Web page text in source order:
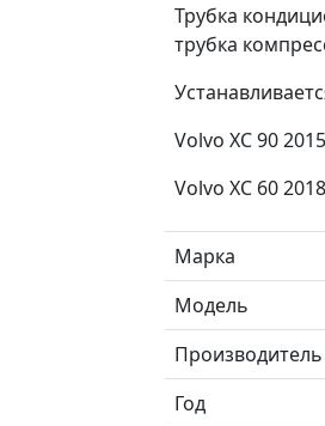
Трубка
трубка
Volvo XC 90
Volvo XC 60
Марка
Модель
Производитель
Год